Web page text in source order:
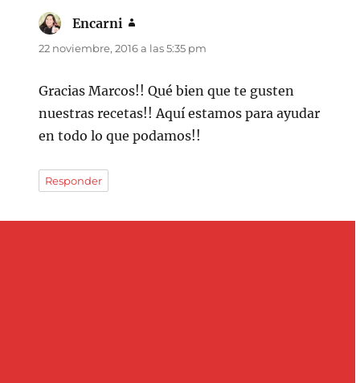
Encarni
22 noviembre, 2016 a las 5:35 pm
Gracias Marcos!! Qué bien que te gusten
nuestras recetas!! Aquí estamos para ayudar
en todo lo que podamos!!
Responder